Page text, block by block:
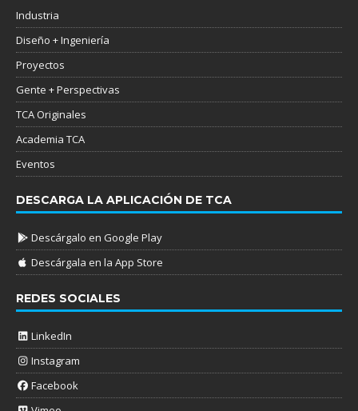
Industria
Diseño + Ingeniería
Proyectos
Gente + Perspectivas
TCA Originales
Academia TCA
Eventos
DESCARGA LA APLICACIÓN DE TCA
Descárgalo en Google Play
Descárgala en la App Store
REDES SOCIALES
LinkedIn
Instagram
Facebook